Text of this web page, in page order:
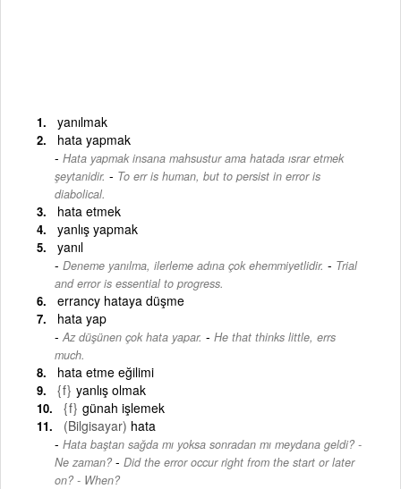
yanılmak
hata yapmak
Hata yapmak insana mahsustur ama hatada ısrar etmek
şeytanidir. - To err is human, but to persist in error is
diabolical.
hata etmek
yanlış yapmak
yanıl
Deneme yanılma, ilerleme adına çok ehemmiyetlidir. - Trial
and error is essential to progress.
errancy hataya düşme
hata yap
Az düşünen çok hata yapar. - He that thinks little, errs
much.
hata etme eğilimi
{f} yanlış olmak
{f} günah işlemek
(Bilgisayar) hata
Hata baştan sağda mı yoksa sonradan mı meydana geldi? -
Ne zaman? - Did the error occur right from the start or later
on? - When?